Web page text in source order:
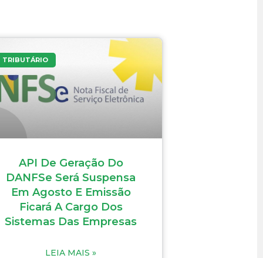
TRIBUTÁRIO
API De Geração Do
DANFSe Será Suspensa
Em Agosto E Emissão
Ficará A Cargo Dos
Sistemas Das Empresas
LEIA MAIS »